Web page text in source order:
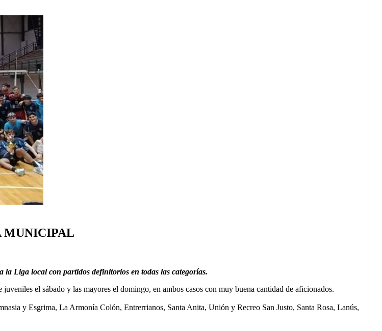
MUNICIPAL
Liga local con partidos definitorios en todas las categorías.
el sábado y las mayores el domingo, en ambos casos con muy buena cantidad de aficionados.
y Esgrima, La Armonía Colón, Entrerrianos, Santa Anita, Unión y Recreo San Justo, Santa Rosa, Lanús,